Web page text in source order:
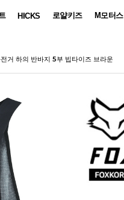
HICKS 로얄키즈 M모터스
거 하의 반바지 5부 빕타이즈 브라운